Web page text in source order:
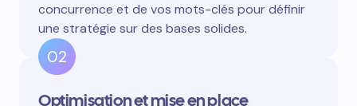
concurrence et de vos mots-clés pour définir
une stratégie sur des bases solides.
02
Optimisation et mise en place